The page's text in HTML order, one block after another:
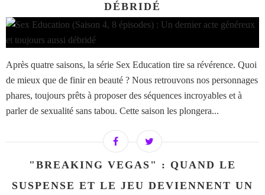
DÉBRIDÉ
Après quatre saisons, la série Sex Education tire sa révérence. Quoi
de mieux que de finir en beauté ? Nous retrouvons nos personnages
phares, toujours prêts à proposer des séquences incroyables et à
parler de sexualité sans tabou. Cette saison les plongera...
"BREAKING VEGAS" : QUAND LE
SUSPENSE ET LE JEU DEVIENNENT UN